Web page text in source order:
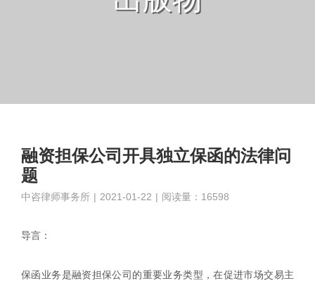
融资担保公司开具独立保函的法律问
题
中咨律师事务所 | 2021-01-22 | 阅读量：16598
导言：
保函业务是融资担保公司的重要业务类型，在促进市场交易主